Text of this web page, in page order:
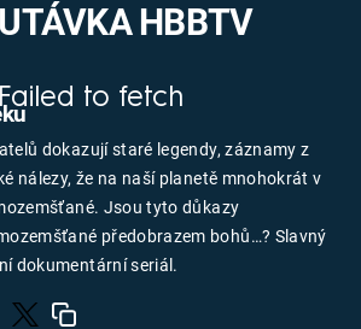
HBBTV
to fetch
dokazují staré legendy, záznamy z
nálezy, že na naší planetě mnohokrát v
Jsou tyto důkazy
předobrazem bohů…? Slavný
dokumentární seriál.